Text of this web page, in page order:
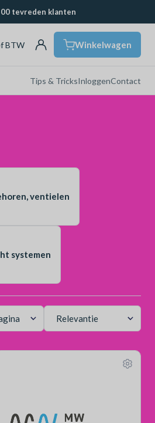
tevreden klanten
BTW Winkelwagen
Tips & TricksInloggenContact
ventielen
systemen